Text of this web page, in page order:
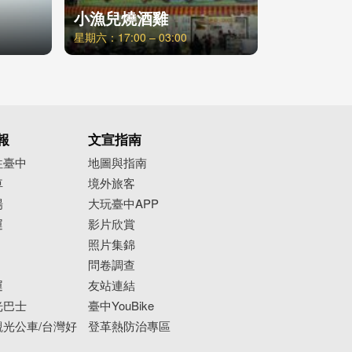
小漁兒燒酒雞
星期六：17:00 – 03:00
中
巴士
公車/台灣好
文宣指南
地圖與指南
境外旅客
大玩臺中APP
影片欣賞
照片集錦
問卷調查
友站連結
臺中YouBike
登革熱防治專區